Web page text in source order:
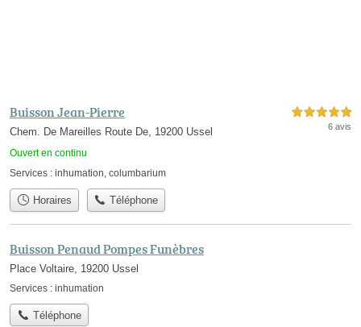
Buisson Jean-Pierre
Chem. De Mareilles Route De, 19200 Ussel
Ouvert en continu
5,0 étoiles sur 5
6 avis
Services : inhumation, columbarium
Horaires Téléphone
Buisson Penaud Pompes Funèbres
Place Voltaire, 19200 Ussel
Services : inhumation
Téléphone